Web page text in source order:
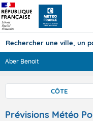
Aber Benoit
CÔTE
Prévisions Météo